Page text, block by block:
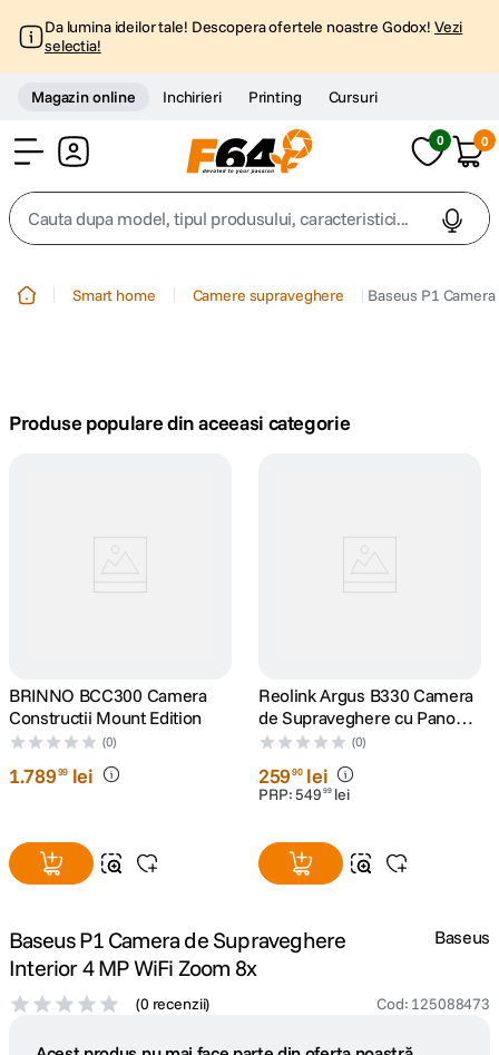
Da lumina ideilor tale! Descopera ofertele noastre Godox! Vezi
selectia!
Magazin online Inchirieri Printing Cursuri
0 0
Cauta dupa model, tipul produsului, caracteristici...
trepied telefon
canon sx740 hs
lavaliera
card memorie
dji mic mini
Smart home Camere supraveghere Baseus P1
Produse populare din aceeasi categorie
BRINNO BCC300 Camera
Constructii Mount Edition
(0)
1.78999 lei
Reolink Argus B330 Camera
de Supraveghere cu Panou
Solar 4 MP si Inteligenta
Artificiala
(0)
25990 lei
PRP:549 99 lei
Baseus P1 Camera de Supraveghere
Interior 4 MP WiFi Zoom 8x
(0 recenzii) Cod: 125088473
Baseus